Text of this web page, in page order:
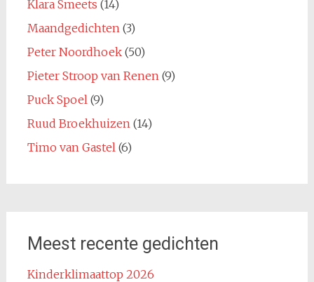
Klara Smeets (14)
Maandgedichten (3)
Peter Noordhoek(50)
Pieter Stroop van Renen (9)
Puck Spoel (9)
Ruud Broekhuizen (14)
Timo van Gastel (6)
Meest recente gedichten
Kinderklimaattop 2026